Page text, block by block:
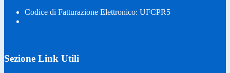
Codice di Fatturazione Elettronico: UFCPR5
Sezione Link Utili